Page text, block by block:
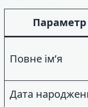
Параметр
Повне ім’я
Дата